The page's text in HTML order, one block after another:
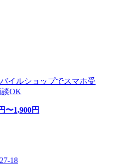
イルショップでスマホ受
OK
〜1,900円
18